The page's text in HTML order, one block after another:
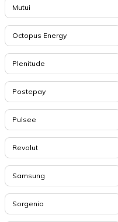
Mutui
Octopus Energy
Plenitude
Postepay
Pulsee
Revolut
Samsung
Sorgenia